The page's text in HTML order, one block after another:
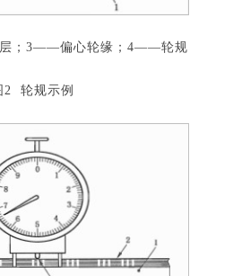
；3——偏心轮缘；4——轮规
2 轮规示例